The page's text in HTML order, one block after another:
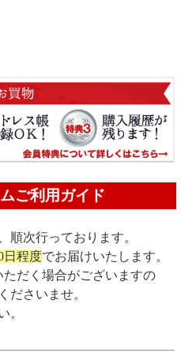
ご利用ガイド
順次行っております。
日程度でお届けいたします。
ただく場合がございますの
ださいませ。
。